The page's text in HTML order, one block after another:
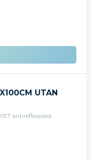
UTAN
antireflexplast.